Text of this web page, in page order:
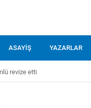
ASAYIŞ YAZARLAR
revize etti